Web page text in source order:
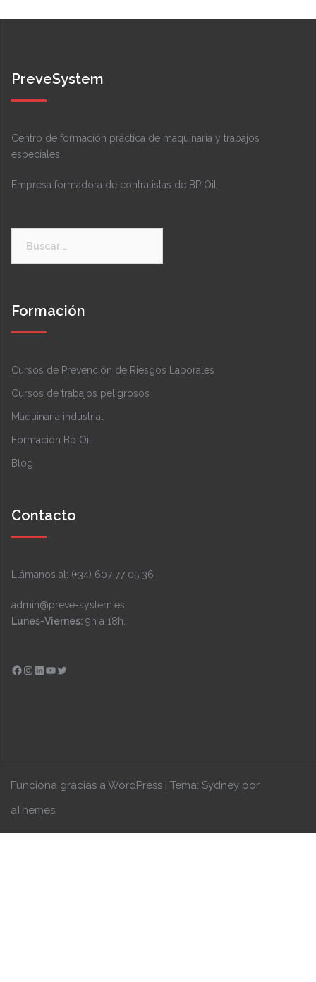
PreveSystem
Centro de formación práctica de maquinaria y trabajos
especiales.
Empresa formadora de contratistas de BP Oil.
Formación
Cursos de Prevención de Riesgos Laborales
Cursos de trabajos peligrosos
Maquinaria industrial
Formación Bp Oil
Blog
Contacto
Llámanos al: (+34) 607 77 05 36
admin@preve-system.es
Lunes-Viernes: 9h a 18h.
Facebook Instagram LinkedIn YouTube Twitter
Funciona gracias a WordPress | Tema: Sydney por
aThemes.